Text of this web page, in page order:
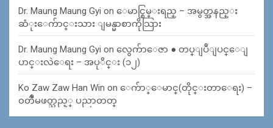
Dr. Maung Maung Gyi on ေမာင္စြမ္းရည္ – အမွတ္အနည္း
ဆံုးေက်ာင္းသား ျမန္မာစာကိုသြား
Dr. Maung Maung Gyi on လွေက်ာေဇာ ● တပ္ျပဳျပင္ေျ
ပာင္းလဲေရး – အပုိင္း (၁၂)
Ko Zaw Zaw Han Win on ေက်ာ္ေမာင္(တိုင္းတာေရး) –
၀တၳဳမဖတ္သည့္ ပညာတတ္